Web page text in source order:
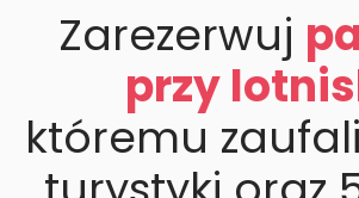
Zarezerwuj
przy
któremu